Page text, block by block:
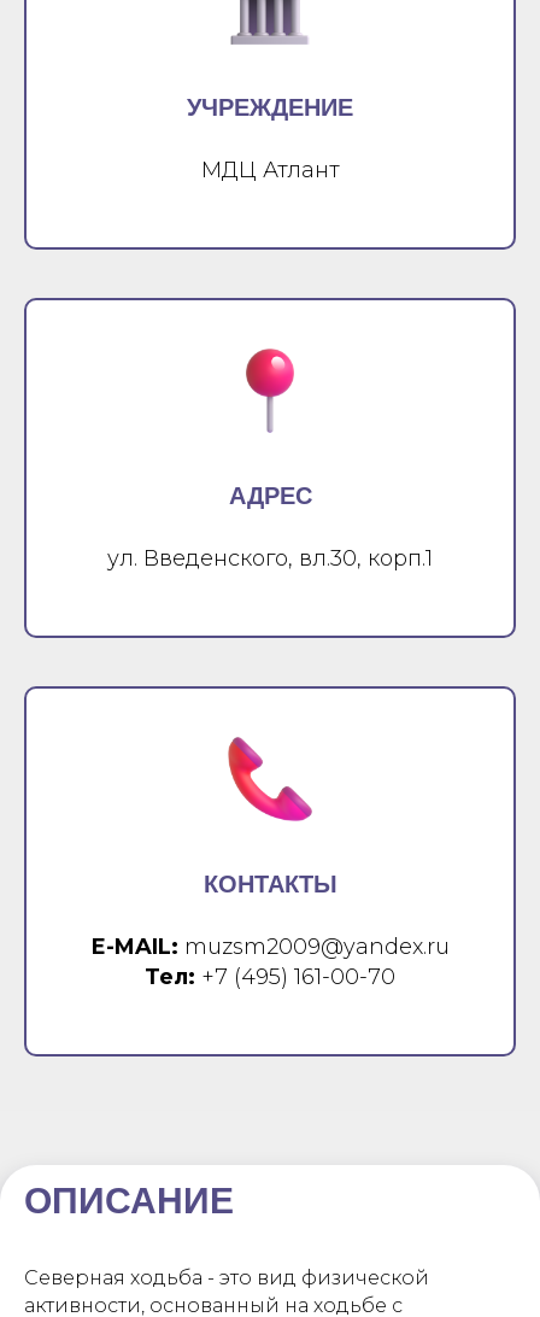
УЧРЕЖДЕНИЕ
МДЦ Атлант
АДРЕС
ул. Введенского, вл.30, корп.1
КОНТАКТЫ
E-MAIL: muzsm2009@yandex.ru
Тел: +7 (495) 161-00-70
ОПИСАНИЕ
Северная ходьба - это вид физической
активности, основанный на ходьбе с